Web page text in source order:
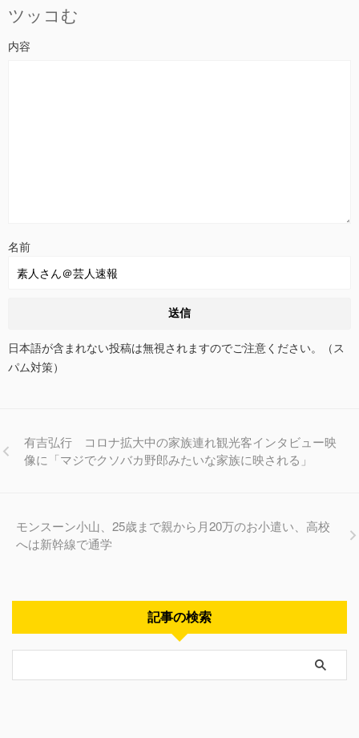
ツッコむ
名前
日本語が含まれない投稿は無視されますのでご注意ください。（ス
パム対策）
有吉弘行 コロナ拡大中の家族連れ観光客インタビュー映
像に「マジでクソバカ野郎みたいな家族に映される」
モンスーン小山、25歳まで親から月20万のお小遣い、高校
へは新幹線で通学
記事の検索